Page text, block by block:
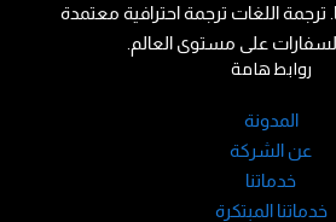
روابط هامة
المدونة
عن الشركة
خدماتنا
خدماتنا المبتكرة
من 20 عاما. ترجمة اللغات ترجمة احترافية معتمدة
على مستوى العالم.